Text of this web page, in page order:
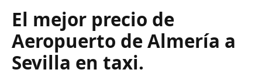
El mejor precio de
Aeropuerto de Almería a
Sevilla en taxi.